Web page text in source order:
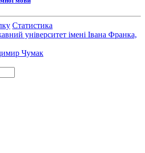
Статистика
університет імені Івана Франка,
Чумак